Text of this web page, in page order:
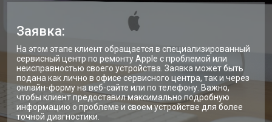
Заявка:
На этом этапе клиент обращается в специализированный
сервисный центр по ремонту Apple с проблемой или
неисправностью своего устройства. Заявка может быть
подана как лично в офисе сервисного центра, так и через
онлайн-форму на веб-сайте или по телефону. Важно,
чтобы клиент предоставил максимально подробную
информацию о проблеме и своем устройстве для более
точной диагностики.